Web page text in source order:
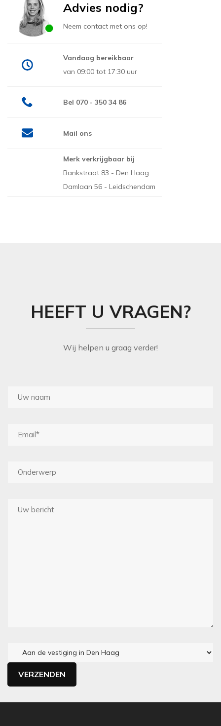
Advies nodig?
Neem contact met ons op!
Vandaag bereikbaar
van 09:00 tot 17:30 uur
Bel 070 - 350 34 86
Mail ons
Merk verkrijgbaar bij
Bankstraat 83 - Den Haag
Damlaan 56 - Leidschendam
HEEFT U VRAGEN?
Wij helpen u graag verder!